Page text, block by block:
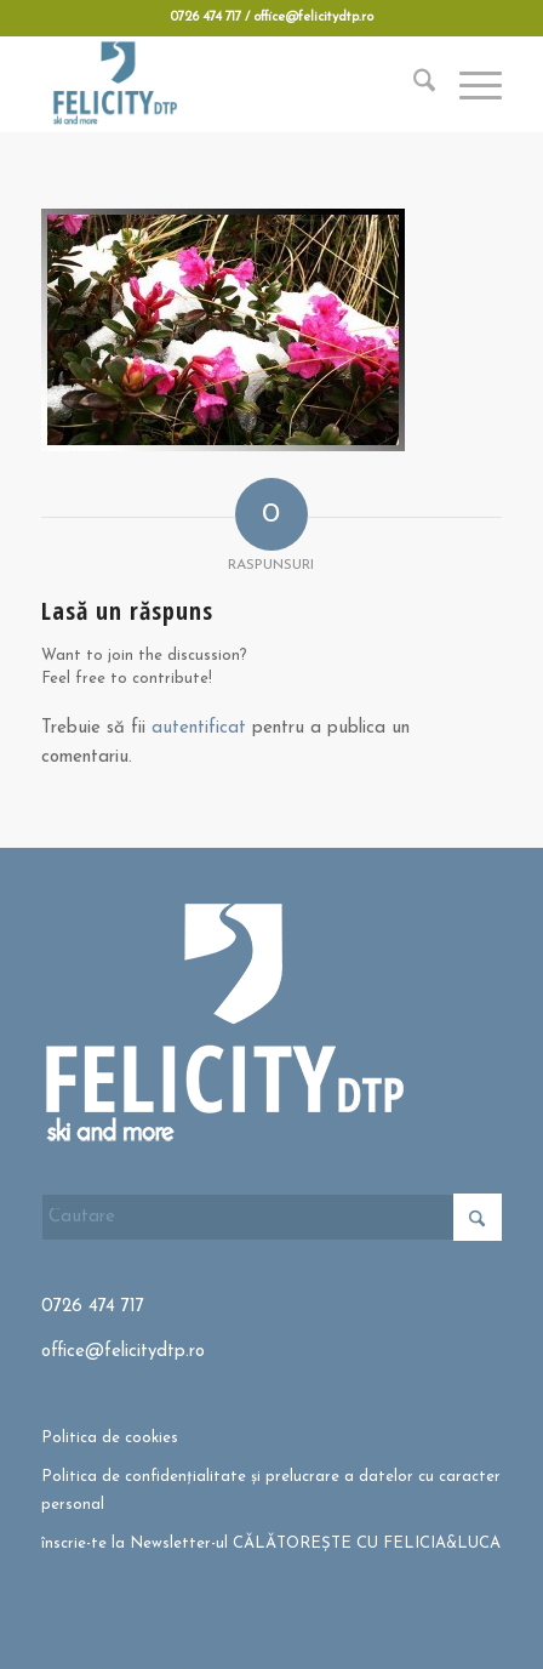
0726 474 717 / office@felicitydtp.ro
0
RASPUNSURI
Lasă un răspuns
Want to join the discussion?
Feel free to contribute!
Trebuie să fii autentificat pentru a publica un
comentariu.
0726 474 717
office@felicitydtp.ro
Politica de cookies
Politica de confidențialitate și prelucrare a datelor cu caracter
personal
înscrie-te la Newsletter-ul CĂLĂTOREȘTE CU FELICIA&LUCA